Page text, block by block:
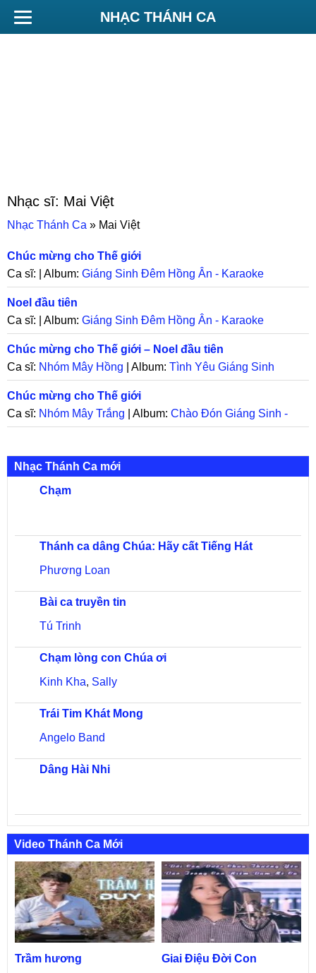
NHẠC THÁNH CA
Nhạc sĩ: Mai Việt
Nhạc Thánh Ca » Mai Việt
Chúc mừng cho Thế giới
Ca sĩ: | Album: Giáng Sinh Đêm Hồng Ân - Karaoke
Noel đầu tiên
Ca sĩ: | Album: Giáng Sinh Đêm Hồng Ân - Karaoke
Chúc mừng cho Thế giới – Noel đầu tiên
Ca sĩ: Nhóm Mây Hồng | Album: Tình Yêu Giáng Sinh
Chúc mừng cho Thế giới
Ca sĩ: Nhóm Mây Trắng | Album: Chào Đón Giáng Sinh -
Bướm Đêm CD170
Nhạc Thánh Ca mới
Chạm
Thánh ca dâng Chúa: Hãy cất Tiếng Hát
Phương Loan
Bài ca truyền tin
Tú Trinh
Chạm lòng con Chúa ơi
Kinh Kha, Sally
Trái Tim Khát Mong
Angelo Band
Dâng Hài Nhi
Video Thánh Ca Mới
Trầm hương Giai Điệu Đời Con